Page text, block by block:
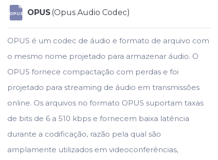
OPUS OPUS (Opus Audio Codec)
OPUS é um codec de áudio e formato de arquivo com
o mesmo nome projetado para armazenar áudio. O
OPUS fornece compactação com perdas e foi
projetado para streaming de áudio em transmissões
online. Os arquivos no formato OPUS suportam taxas
de bits de 6 a 510 kbps e fornecem baixa latência
durante a codificação, razão pela qual são
amplamente utilizados em videoconferências,